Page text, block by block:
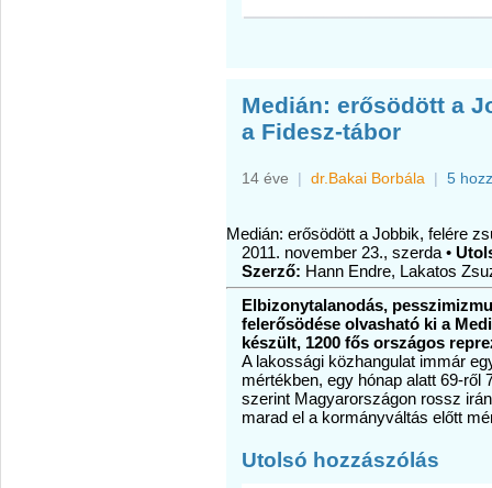
Medián: erősödött a
a Fidesz-tábor
14 éve | dr.Bakai Borbála | 5
Medián: erősödött a Jobbik, felére
2011. november 23., szerda •
Szerző: Hann Endre, Lakatos
Elbizonytalanodás,
felerősödése olvasható ki a
készült, 1200 fős országos
A lakossági közhangulat immár
mértékben, egy hónap alatt 69-
szerint Magyarországon rossz
marad el a kormányváltás előtt
Utolsó hozzászólás